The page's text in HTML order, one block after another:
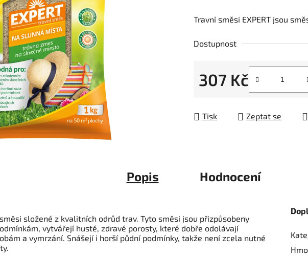
produktu
0,0
Travní směsi EXPERT jsou
Dostupnost
307 Kč
Tisk Zeptat se
Popis Hodnocení
složené z kvalitních odrůd trav. Tyto směsi jsou přizpůsobeny
vytvářejí husté, zdravé porosty, které dobře odolávají
a vymrzání. Snášejí i horší půdní podmínky, takže není zcela nutné